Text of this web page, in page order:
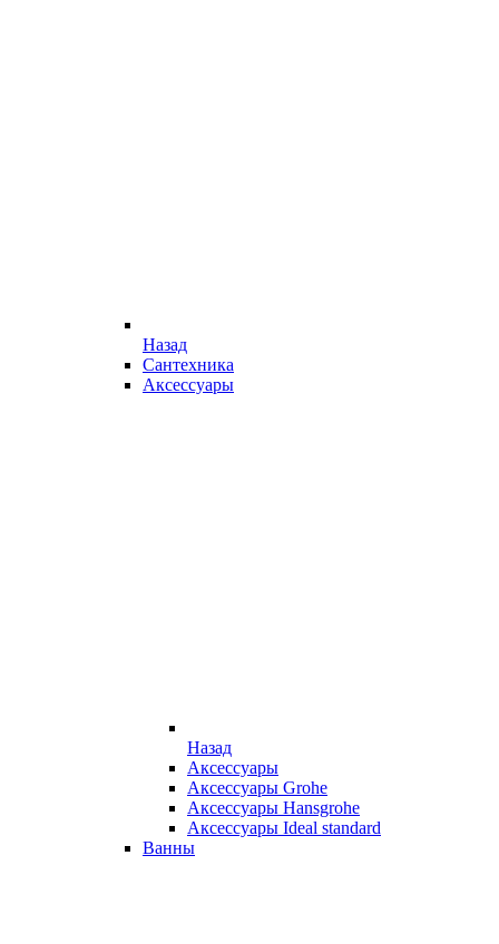
Назад
Сантехника
Аксессуары
Назад
Аксессуары
Аксессуары Grohe
Аксессуары Hansgrohe
Аксессуары Ideal standard
Ванны